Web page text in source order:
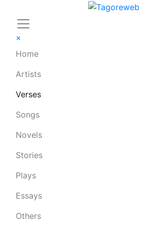
×
Home
Artists
Verses
Songs
Novels
Stories
Plays
Essays
Others